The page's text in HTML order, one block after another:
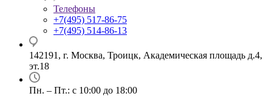
Телефоны
+7(495) 517-86-75
+7(495) 514-86-13
142191, г. Москва, Троицк, Академическая площадь д.4,
эт.18
Пн. – Пт.: с 10:00 до 18:00